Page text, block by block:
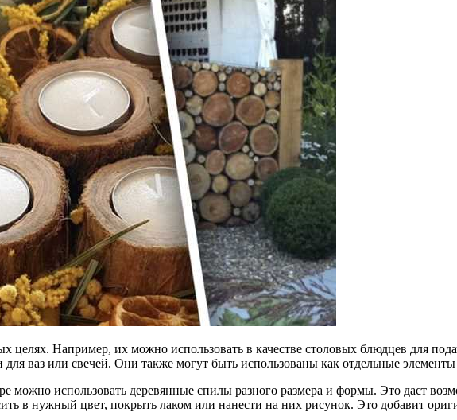
целях. Например, их можно использовать в качестве столовых блюдцев для
ваз или свечей. Они также могут быть использованы как отдельные
можно использовать деревянные спилы разного размера и формы. Это даст
в нужный цвет, покрыть лаком или нанести на них рисунок. Это добавит